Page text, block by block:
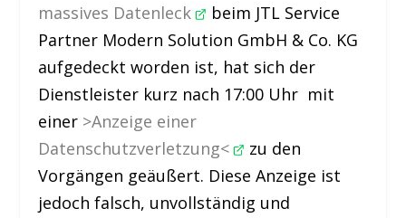
massives Datenleck
beim JTL Service
Partner Modern Solution GmbH & Co. KG
aufgedeckt worden ist, hat sich der
Dienstleister kurz nach 17:00 Uhr mit
einer >Anzeige einer
Datenschutzverletzung<
zu den
Vorgängen geäußert. Diese Anzeige ist
jedoch falsch, unvollständig und